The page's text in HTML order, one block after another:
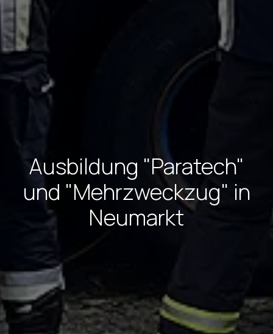
Ausbildung "Paratech"
und "Mehrzweckzug" in
Neumarkt